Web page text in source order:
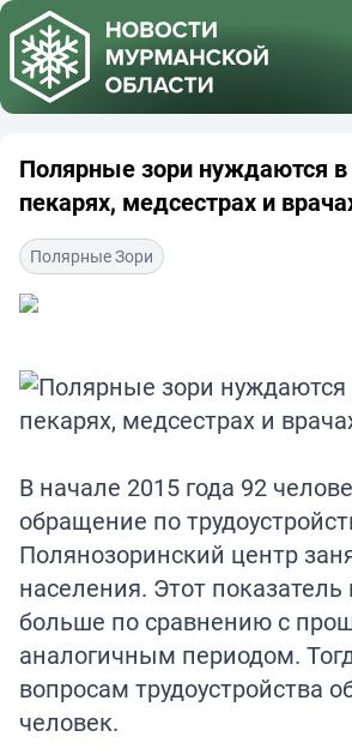
Полярные зори нуждаются в
пекарях, медсестрах и
Полярные Зори
В начале 2015 года 92
обращение по
Полянозоринский центр
населения. Этот показатель
больше по сравнению с
аналогичным периодом.
вопросам трудоустройства
человек.